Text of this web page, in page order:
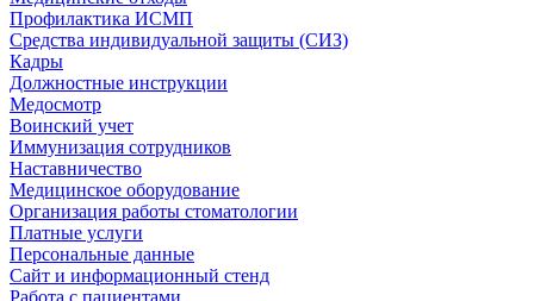
Профилактика ИСМП
Средства индивидуальной защиты (СИЗ)
Кадры
Должностные инструкции
Медосмотр
Воинский учет
Иммунизация сотрудников
Наставничество
Медицинское оборудование
Организация работы стоматологии
Платные услуги
Персональные данные
Сайт и информационный стенд
Работа с пациентами